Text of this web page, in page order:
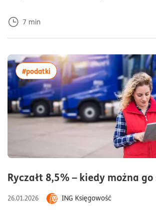
7 min
Ryczałt 8,5% – kiedy można
26.01.2026
ING Księgowość
#podatki więcej artykułów z